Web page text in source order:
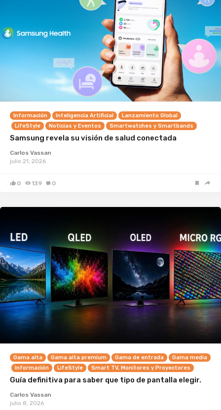
Información Inteligencia Artificial
Lanzamiento Global
LifeStyle
Noticias y Eventos Smartwatches y Smartbands
Samsung revela su visión de salud conectada
Carlos Vassan
julio 21, 2026
0 139 0
Gama alta Gama alta premium Gama de entrada
Gama media
Información
LifeStyle Smart TV, Monitores y Proyectores
Guía definitiva para saber que tipo de pantalla elegir.
Carlos Vassan
julio 8, 2026